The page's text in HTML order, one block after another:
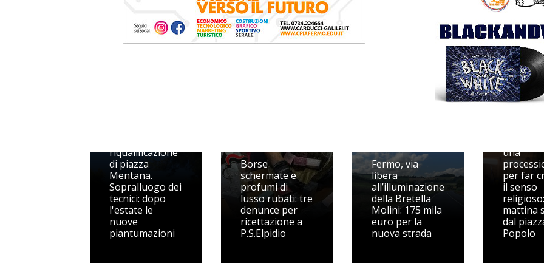
riqualificazione
di piazza
Mentana.
Sopralluogo dei
tecnici: dopo
l'estate le
nuove
piantumazioni
Borse
schermate e
profumi di
lusso rubati: tre
denunce per
ricettazione a
P.S.Elpidio
Fermo, via
libera
all’illuminazione
della Bretella
Molini: 175 mila
euro per la
nuova strada
una
per far
il senso
mattina
dal
Popolo
Finanza,
Murri,